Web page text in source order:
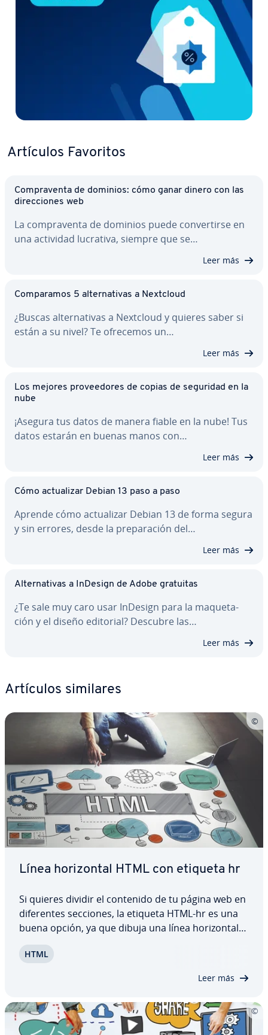
Artículos Favoritos
Co­m­pra­ve­n­ta de dominios: cómo ganar dinero con las
di­re­c­cio­nes web
La co­m­pra­ve­n­ta de dominios puede co­n­ve­r­ti­r­se en
una actividad lucrativa, siempre que se…
Leer más
Co­m­pa­ra­mos 5 al­te­r­na­ti­vas a Nextcloud
¿Buscas al­te­r­na­ti­vas a Nextcloud y quieres saber si
están a su nivel? Te ofrecemos un…
Leer más
Los mejores pro­vee­do­res de copias de seguridad en la
nube
¡Asegura tus datos de manera fiable en la nube! Tus
datos estarán en buenas manos con…
Leer más
Cómo ac­tua­li­zar Debian 13 paso a paso
Aprende cómo ac­tua­li­zar Debian 13 de forma segura
y sin errores, desde la pre­pa­ra­ción del…
Leer más
Al­te­r­na­ti­vas a InDesign de Adobe gratuitas
¿Te sale muy caro usar InDesign para la ma­que­ta­
ción y el diseño editorial? Descubre las…
Leer más
Artículos similares
Línea ho­ri­zo­n­tal HTML con etiqueta hr
Si quieres dividir el contenido de tu página web en
di­fe­re­n­tes secciones, la etiqueta HTML-hr es una
buena opción, ya que dibuja una línea ho­ri­zo­n­tal
entre sí. En este artículo, te pre­se­n­ta­re­mos la línea
HTML
Leer más